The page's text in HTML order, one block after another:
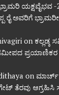
ಯಕ್ಷವೈಭವ
ರೈ ಅವರಿಗೆ
on ಕಲ್ಲಡ್ಕ
ಸಮೀಪದ
on ಮಾರ್ಚ್
ತೆರವು